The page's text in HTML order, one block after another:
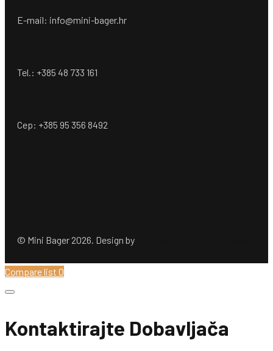
E-mail: info@mini-bager.hr
Tel.: +385 48 733 161
Cep: +385 95 356 8492
© Mini Bager 2026. Design by
Compare list 0
Kontaktirajte Dobavljača